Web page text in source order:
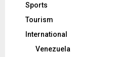
Sports
Tourism
International
Venezuela